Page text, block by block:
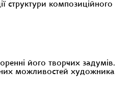
структури композиційного
його творчих задумів.
можливостей художника